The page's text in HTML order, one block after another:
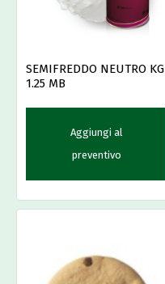
SEMIFREDDO NEUTRO KG
1.25 MB
Aggiungi al
preventivo